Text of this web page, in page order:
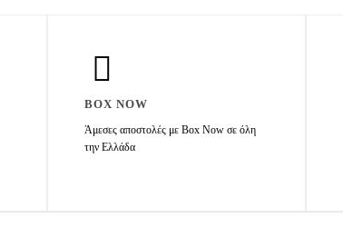
BOX NOW
Άμεσες αποστολές με Box Now σε όλη
την Ελλάδα